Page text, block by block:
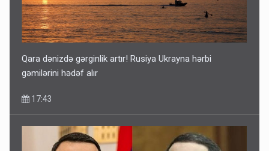
Qara dənizdə gərginlik artır! Rusiya Ukrayna hərbi
gəmilərini hədəf alır
17:43